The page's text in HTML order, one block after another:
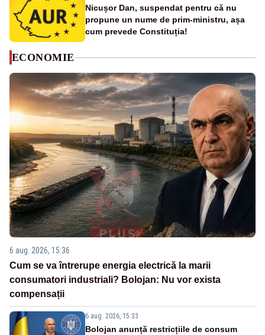
Nicușor Dan, suspendat pentru că nu
propune un nume de prim-ministru, așa
cum prevede Constituția!
ECONOMIE
6 aug. 2026, 15:36
Cum se va întrerupe energia electrică la marii
consumatori industriali? Bolojan: Nu vor exista
compensații
6 aug. 2026, 15:33
Bolojan anunță restricțiile de consum